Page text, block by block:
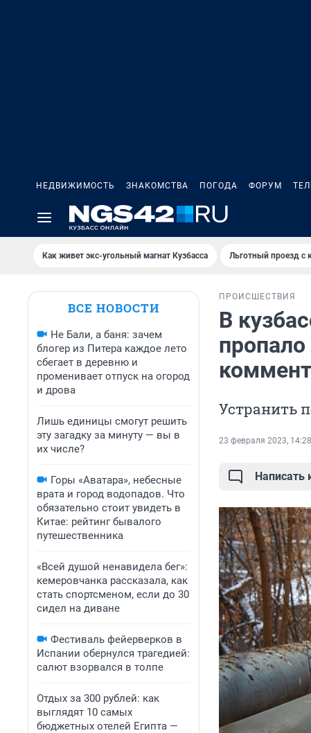
НЕДВИЖИМОСТЬ ЗНАКОМСТВА ПОГОДА ФОРУМ
Как живет экс-угольный магнат Кузбасса Льготный проезд с
ВСЕ НОВОСТИ
Не Бали, а баня: зачем
блогер из Питера каждое лето
сбегает в деревню и
променивает отпуск на огород
и дрова
Лишь единицы смогут решить
эту загадку за минуту — вы в
их числе?
Горы «Аватара», небесные
врата и город водопадов. Что
обязательно стоит увидеть в
Китае: рейтинг бывалого
путешественника
«Всей душой ненавидела бег»:
кемеровчанка рассказала, как
стать спортсменом, если до 30
сидел на диване
Фестиваль фейерверков в
Испании обернулся трагедией:
салют взорвался в толпе
Отдых за 300 рублей: как
выглядят 10 самых
бюджетных отелей Египта —
ПРОИСШЕСТВИЯ
В
Устранить
23 февраля 2023, 14:28
Написать